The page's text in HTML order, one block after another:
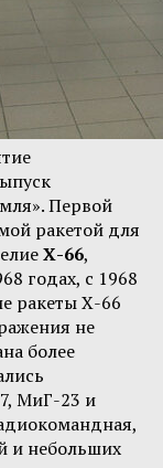
Первой
ракетой для
Х-66,
годах, с 1968
ракеты Х-66
не
более
МиГ-23 и
и небольших